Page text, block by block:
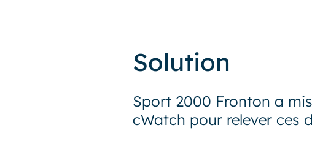
Solution
Sport 2000 Fronton a
cWatch pour relever ces